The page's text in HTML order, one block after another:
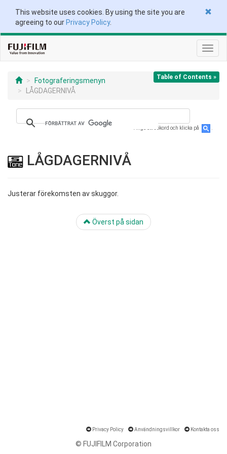
This website uses cookies. By using the site you are
agreeing to our Privacy Policy.
Växla
Table of Contents »
Fotograferingsmenyn
LÅGDAGERNIVÅ
Ange ett sökord och klicka på
LÅGDAGERNIVÅ
Justerar förekomsten av skuggor.
Överst på sidan
Privacy Policy Användningsvillkor Kontakta oss
© FUJIFILM Corporation